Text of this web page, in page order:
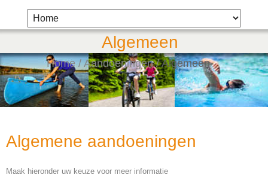
Algemeen
Home/Aandoeningen/Algemeen
Algemene aandoeningen
Maak hieronder uw keuze voor meer informatie